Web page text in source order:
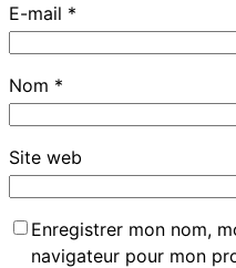
E-mail *
Nom *
Site web
Enregistrer mon nom,
navigateur pour mon